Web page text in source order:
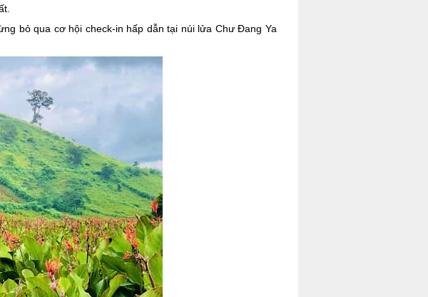
bỏ qua cơ hội check-in hấp dẫn tại núi lửa Chư Đang Ya